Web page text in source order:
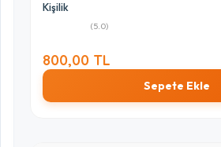
Kişilik
(5.0)
800,00 TL
Sepete Ekle